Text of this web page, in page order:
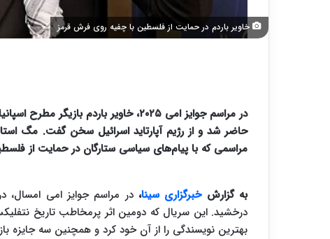
خاویر باردم در حمایت از فلسطین با چفیه روی فرش قرمز
در مراسم جوایز امی ۲۰۲۵، خاویر باردم
حاضر شد و از رژیم آپارتاید اسرائیل سخن گفت. مگ
مراسمی که با پیام‌های سیاسی ستارگان در حمایت از
به گزارش خبرگزاری سینا، در مراسم جوایز امی
درخشید. این سریال که دومین اثر پرمخاطب تاریخ
بهترین نویسندگی را از آن خود کرد و همچنین سه جایزه